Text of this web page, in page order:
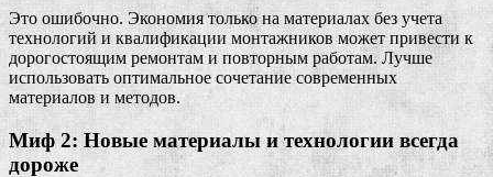
Это ошибочно. Экономия только на материалах без учета
технологий и квалификации монтажников может привести к
дорогостоящим ремонтам и повторным работам. Лучше
использовать оптимальное сочетание современных
материалов и методов.
Миф 2: Новые материалы и технологии всегда
дороже